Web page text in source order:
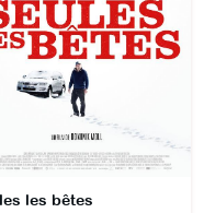
les bêtes